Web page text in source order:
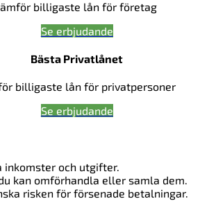
billigaste lån för företag
Se erbjudande
Bästa Privatlånet
billigaste lån för privatpersoner
Se erbjudande
inkomster och utgifter.
kan omförhandla eller samla dem.
risken för försenade betalningar.